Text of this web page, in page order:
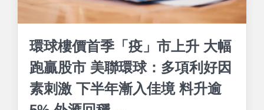
環球樓價首季「疫」市上升 大幅
跑贏股市 美聯環球：多項利好因
素刺激 下半年漸入佳境 料升逾